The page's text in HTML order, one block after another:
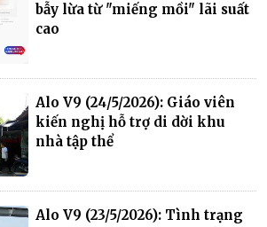
bẫy lừa từ "miếng mồi" lãi suất
cao
Alo V9 (24/5/2026): Giáo viên
kiến nghị hỗ trợ di dời khu
nhà tập thể
Alo V9 (23/5/2026): Tình trạng